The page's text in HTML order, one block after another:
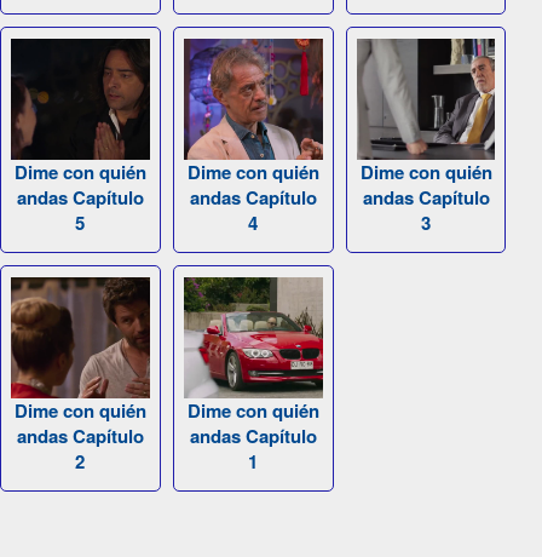
Dime con quién
andas Capítulo
5
Dime con quién
andas Capítulo
4
Dime con quién
andas Capítulo
3
Dime con quién
andas Capítulo
2
Dime con quién
andas Capítulo
1